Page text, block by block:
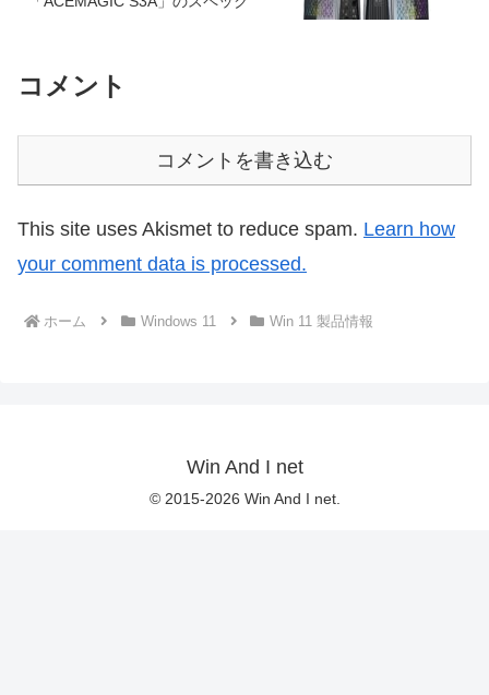
コメント
コメントを書き込む
This site uses Akismet to reduce spam. Learn how
your comment data is processed.
ホーム Windows 11 Win 11 製品情報
Win And I net
© 2015-2026 Win And I net.